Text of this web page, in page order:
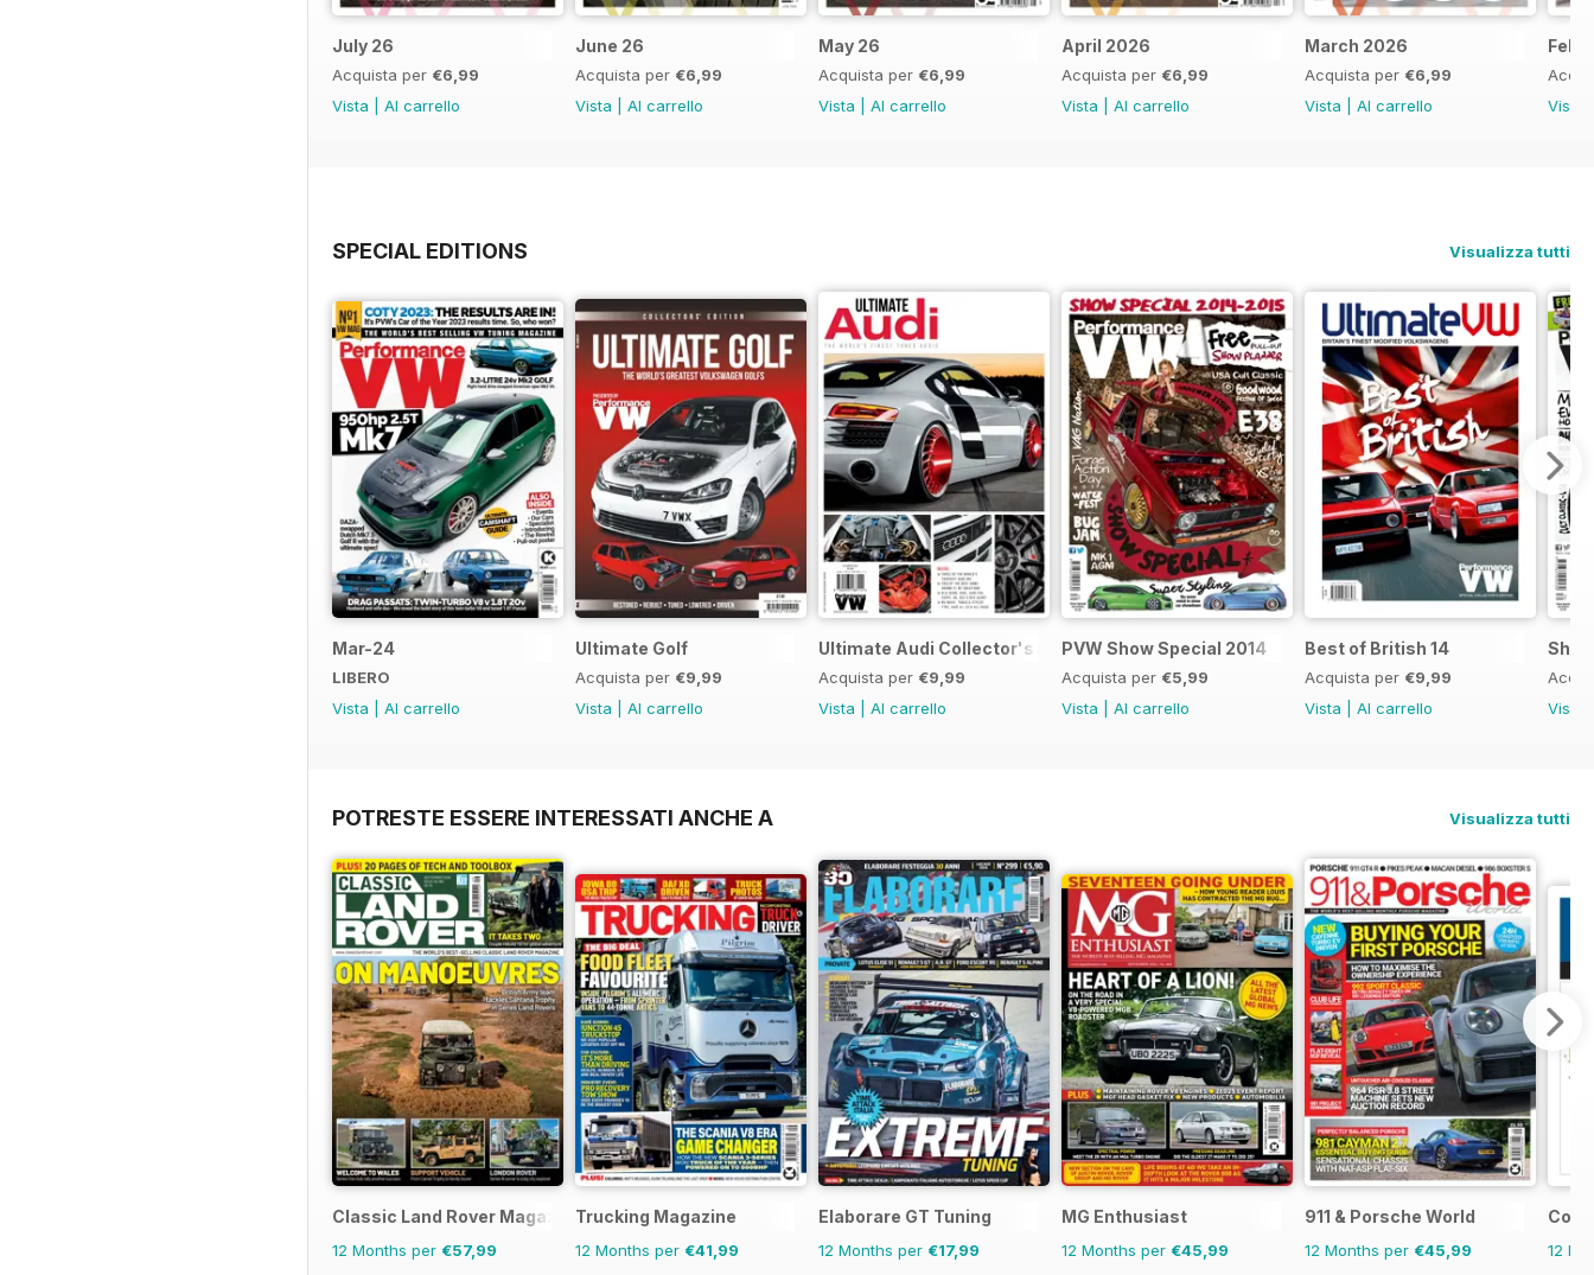
July 26
Acquista per €6,99
Vista
Al carrello
June 26
Acquista per €6,99
Vista
Al carrello
May 26
Acquista per €6,99
Vista
Al carrello
April 2026
Acquista per €6,99
Vista
Al carrello
March 2026
Acquista per €6,99
Vista
Al carrello
Vista
SPECIAL EDITIONS Visualizza tutti
Mar-24
LIBERO
Vista
Al carrello
Ultimate Golf
Acquista per €9,99
Vista
Al carrello
Ultimate Audi Collector's Ed.
Acquista per €9,99
Vista
Al carrello
PVW Show Special 2014
Acquista per €5,99
Vista
Al carrello
Best of British 14
Acquista per €9,99
Vista
Al carrello
Vista
POTRESTE ESSERE INTERESSATI ANCHE A Visualizza tutti
Classic Land Rover Magazine
12 Months per €57,99
Trucking Magazine
12 Months per €41,99
Elaborare GT Tuning
12 Months per €17,99
MG Enthusiast
12 Months per €45,99
911 & Porsche World
12 Months per €45,99
12